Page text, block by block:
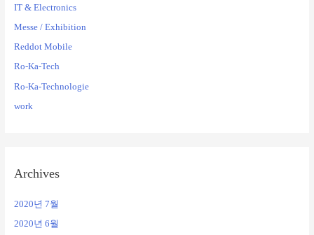
IT & Electronics
Messe / Exhibition
Reddot Mobile
Ro-Ka-Tech
Ro-Ka-Technologie
work
Archives
2020년 7월
2020년 6월